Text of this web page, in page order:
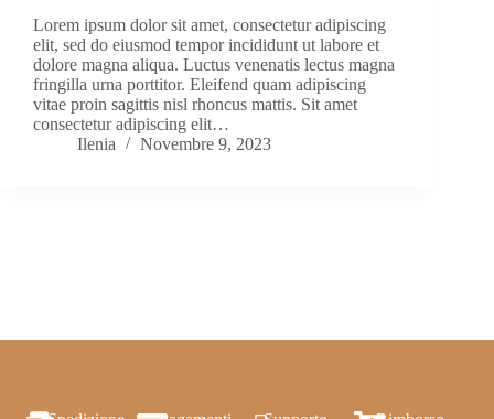
Lorem ipsum dolor sit amet, consectetur adipiscing
elit, sed do eiusmod tempor incididunt ut labore et
dolore magna aliqua. Luctus venenatis lectus magna
fringilla urna porttitor. Eleifend quam adipiscing
vitae proin sagittis nisl rhoncus mattis. Sit amet
consectetur adipiscing elit…
Ilenia
Novembre 9, 2023